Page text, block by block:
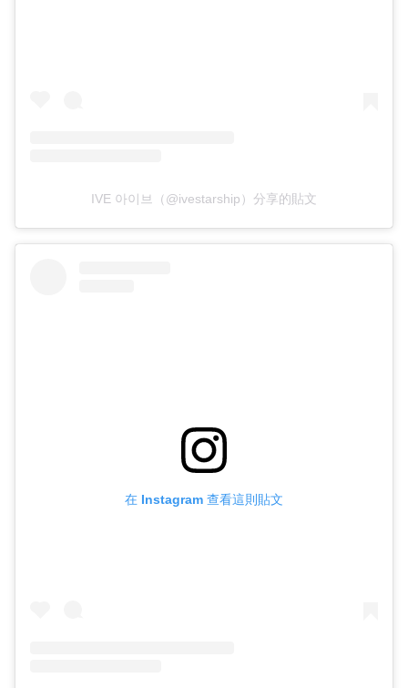
IVE 아이브（@ivestarship）分享的貼文
在 Instagram 查看這則貼文